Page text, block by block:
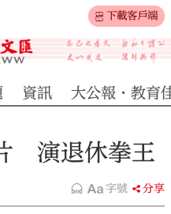
下載客戶端
資訊 大公報·教育
演退休拳王
字號 分享